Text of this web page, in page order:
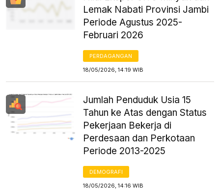
Lemak Nabati Provinsi Jambi
Periode Agustus 2025-
Februari 2026
PERDAGANGAN
18/05/2026, 14:19 WIB
Jumlah Penduduk Usia 15
Tahun ke Atas dengan Status
Pekerjaan Bekerja di
Perdesaan dan Perkotaan
Periode 2013-2025
DEMOGRAFI
18/05/2026, 14:16 WIB